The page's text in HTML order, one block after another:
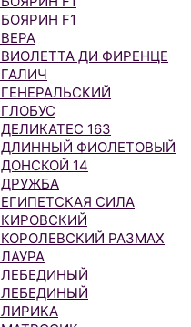
F1
ВИОЛЕТТА ДИ ФИРЕНЦЕ
ГАЛИЧ
ГЕНЕРАЛЬСКИЙ
ГЛОБУС
ДЕЛИКАТЕС 163
ДЛИННЫЙ ФИОЛЕТОВЫЙ
ДОНСКОЙ 14
ДРУЖБА
ЕГИПЕТСКАЯ СИЛА
КИРОВСКИЙ
КОРОЛЕВСКИЙ РАЗМАХ
ЛЕБЕДИНЫЙ
ЛЕБЕДИНЫЙ
ЛИРИКА